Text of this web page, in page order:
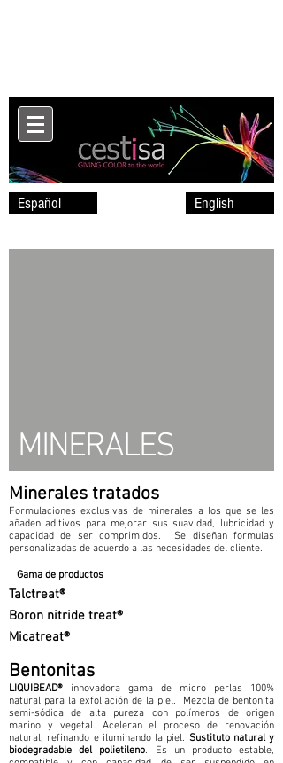
MINERALES
Minerales tratados
Formulaciones exclusivas de minerales a los que se les
añaden aditivos para mejorar sus suavidad, lubricidad y
capacidad de ser comprimidos. Se diseñan formulas
personalizadas de acuerdo a las necesidades del cliente.
Gama de productos
Talctreat®
Boron nitride treat®
Micatreat®
Bentonitas
LIQUIBEAD® innovadora gama de micro perlas 100%
natural para la exfoliación de la piel. Mezcla de bentonita
semi-sódica de alta pureza con polímeros de origen
marino y vegetal. Aceleran el proceso de renovación
natural, refinando e iluminando la piel. Sustituto natural y
biodegradable del polietileno. Es un producto estable,
English
Español